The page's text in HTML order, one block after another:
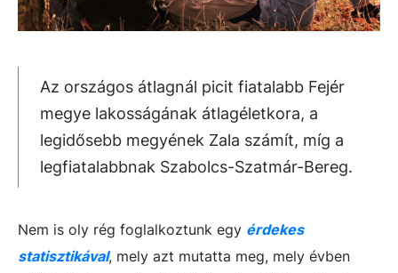
Az országos átlagnál picit fiatalabb Fejér
megye lakosságának átlagéletkora, a
legidősebb megyének Zala számít, míg a
legfiatalabbnak Szabolcs-Szatmár-Bereg.
Nem is oly rég foglalkoztunk egy érdekes
statisztikával, mely azt mutatta meg, mely évben